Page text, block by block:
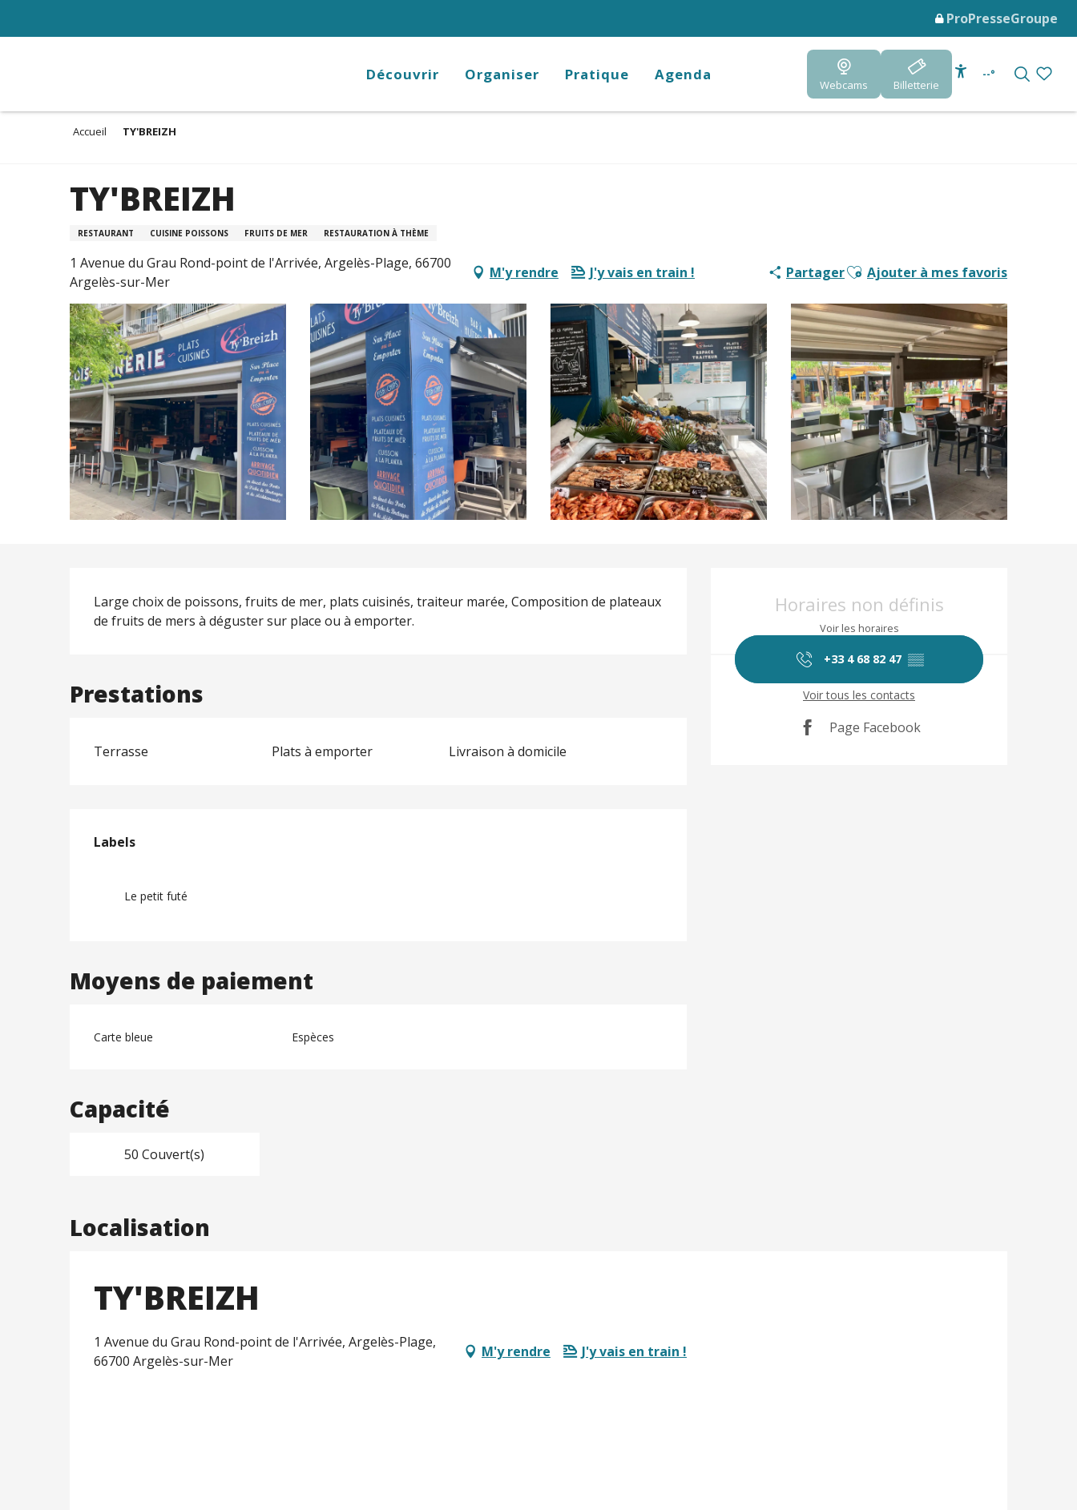
Webcams
--°
Billetterie
ProPresseGroupe
Découvrir Organiser Pratique Agenda
Accueil TY'BREIZH
TY'BREIZH
RESTAURANT CUISINE POISSONS FRUITS DE MER RESTAURATION À THÈME
1 Avenue du Grau Rond-point de l'Arrivée, Argelès-Plage, 66700
Argelès-sur-Mer
M'y rendre J'y vais en train ! PartagerAjouter aux favoris
Ajouter à mes favoris
Ouverture et
Horaires non définis
Voir les horaires
+33 4 68 82 47 ▒▒
Voir tous les contacts
Page Facebook
Description
Large choix de poissons, fruits de mer, plats cuisinés, traiteur marée, Composition de plateaux
de fruits de mers à déguster sur place ou à emporter.
Prestations
Terrasse Plats à emporter Livraison à domicile
Offres de prestations
Labels
Labels
Le petit futé
Moyens de paiement
Carte bleue Espèces
Capacité
50 Couvert(s)
Localisation
TY'BREIZH
1 Avenue du Grau Rond-point de l'Arrivée, Argelès-Plage,
66700 Argelès-sur-Mer
M'y rendre J'y vais en train !